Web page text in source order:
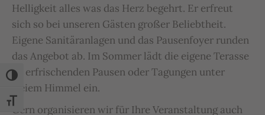
Umschalten auf hohe Kontraste
Schrift vergrößern
Helligkeit alles was das Herz begehrt. Er erfreut
sich so bei unseren Gästen großer Beliebtheit.
Eigene Sanitäranlagen und das Pausenfoyer runden
das Angebot ab. Im Sommer lädt die eigene Terasse
zu erfrischenden Pausen oder Tagungen unter
freiem Himmel ein.
Gern organisieren wir für Ihre Veranstaltung auch